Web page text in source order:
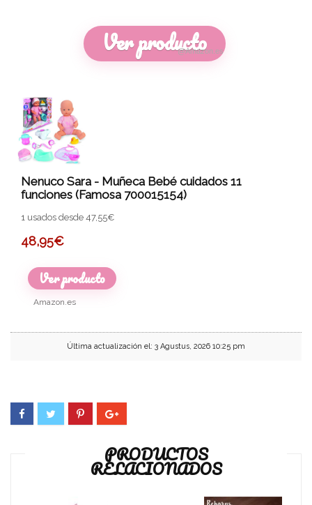
Ver producto
@Amazon.es
Nenuco Sara - Muñeca Bebé cuidados 11
funciones (Famosa 700015154)
1 usados desde 47,55€
48,95€
Ver producto
Amazon.es
Última actualización el: 3 Agustus, 2026 10:25 pm
PRODUCTOS
RELACIONADOS